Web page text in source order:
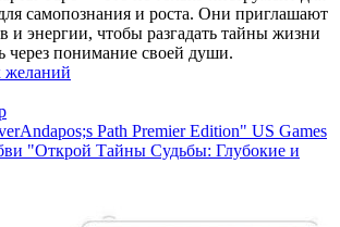
самопознания и роста. Они приглашают
и энергии, чтобы разгадать тайны жизни
через понимание своей души.
желаний